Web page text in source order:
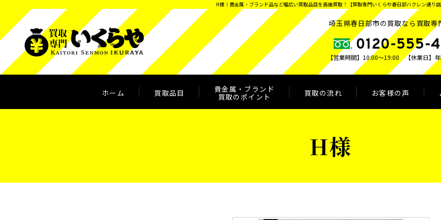
H様｜貴金属・ブランド品など幅広い買取品目を高価買取！【買取専門いくらや春日部ハクレン通り
埼玉県春日部市の買取なら買取
0120-555-
【営業時間】10:00～19:00 【休業日】
ホーム 買取品目
貴金属・ブランド
買取のポイント
買取の流れ お客様の声
H様